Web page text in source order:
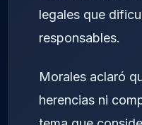
legales que
responsables.
Morales aclaró
herencias ni